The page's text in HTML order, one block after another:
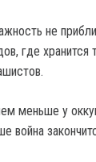
не
где хранится
меньше у
война